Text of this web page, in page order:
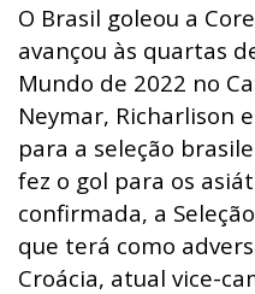
O Brasil goleou a
avançou às quartas
Mundo de 2022 no
Neymar, Richarlison
para a seleção
fez o gol para os
confirmada, a
que terá como
Croácia, atual vice-